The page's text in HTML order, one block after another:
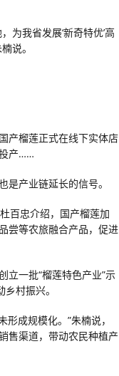
为我省发展‘新奇特优’高
说。
产榴莲正式在线下实体店
产……
产业链延长的信号。
百忠介绍，国产榴莲加
尝等农旅融合产品，促进
立一批“榴莲特色产业”示
村振兴。
形成规模化。”朱楠说，
售渠道，带动农民种植产